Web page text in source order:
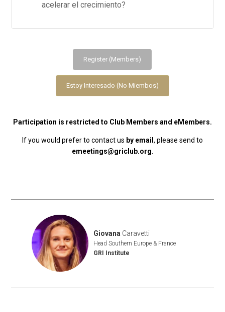
acelerar el crecimiento?
Register (Members)
Estoy Interesado (No Miembos)
Participation is restricted to Club Members and eMembers.
If you would prefer to contact us by email , please send to
emeetings@griclub.org
GiovanaCaravetti
Head Southern Europe & France
GRI Institute